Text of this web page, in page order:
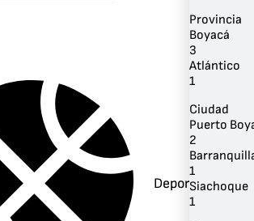
Deportes
Provincia
Boyacá
3
Atlántico
1
Ciudad
Puerto
2
1
Siachoque
1